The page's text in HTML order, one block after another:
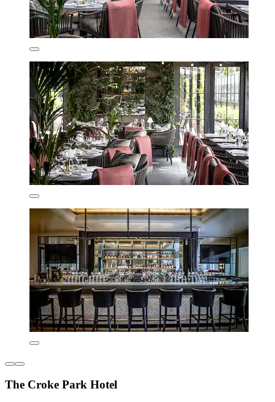
The Croke Park Hotel